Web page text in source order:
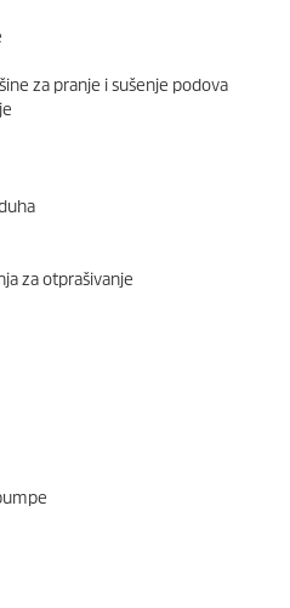
za pranje i sušenje podova
za otprašivanje